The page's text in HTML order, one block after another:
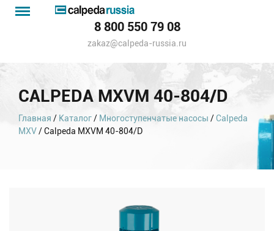
насосов
Menu
8 800 550 79 08
zakaz@calpeda-russia.ru
CALPEDA MXVM 40-804/D
Главная / Каталог/ Многоступенчатые насосы /Calpeda
MXV/ Calpeda MXVM 40-804/D